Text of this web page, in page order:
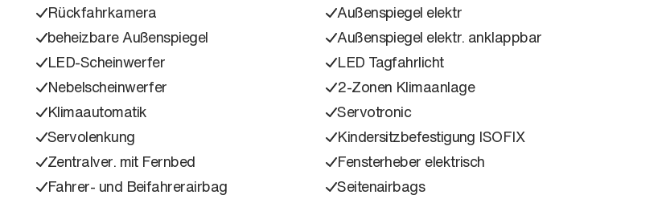
Rückfahrkamera
Außenspiegel elektr
beheizbare Außenspiegel
Außenspiegel elektr. anklappbar
LED-Scheinwerfer
LED Tagfahrlicht
Nebelscheinwerfer
2-Zonen Klimaanlage
Klimaautomatik
Servotronic
Servolenkung
Kindersitzbefestigung ISOFIX
Zentralver. mit Fernbed
Fensterheber elektrisch
Fahrer- und Beifahrerairbag
Seitenairbags